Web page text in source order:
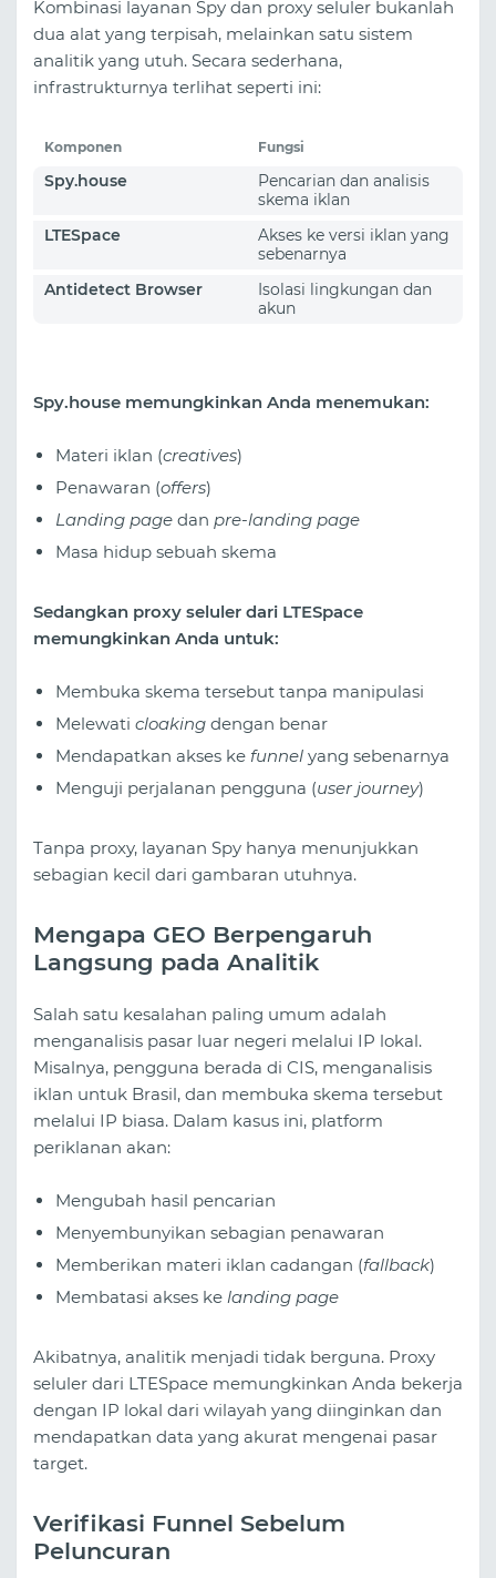
Kombinasi layanan Spy dan proxy seluler bukanlah
dua alat yang terpisah, melainkan satu sistem
analitik yang utuh. Secara sederhana,
infrastrukturnya terlihat seperti ini:
Komponen Fungsi
Spy.house
Pencarian dan analisis
skema iklan
LTESpace
Akses ke versi iklan yang
sebenarnya
Antidetect Browser
Isolasi lingkungan dan
akun
Spy.house memungkinkan Anda menemukan:
Materi iklan (creatives)
Penawaran (offers)
Landing page dan pre-landing page
Masa hidup sebuah skema
Sedangkan proxy seluler dari LTESpace
memungkinkan Anda untuk:
Membuka skema tersebut tanpa manipulasi
Melewati cloaking dengan benar
Mendapatkan akses ke funnel yang sebenarnya
Menguji perjalanan pengguna (user journey)
Tanpa proxy, layanan Spy hanya menunjukkan
sebagian kecil dari gambaran utuhnya.
Mengapa GEO Berpengaruh
Langsung pada Analitik
Salah satu kesalahan paling umum adalah
menganalisis pasar luar negeri melalui IP lokal.
Misalnya, pengguna berada di CIS, menganalisis
iklan untuk Brasil, dan membuka skema tersebut
melalui IP biasa. Dalam kasus ini, platform
periklanan akan:
Mengubah hasil pencarian
Menyembunyikan sebagian penawaran
Memberikan materi iklan cadangan (fallback)
Membatasi akses ke landing page
Akibatnya, analitik menjadi tidak berguna. Proxy
seluler dari LTESpace memungkinkan Anda bekerja
dengan IP lokal dari wilayah yang diinginkan dan
mendapatkan data yang akurat mengenai pasar
target.
Verifikasi Funnel Sebelum
Peluncuran